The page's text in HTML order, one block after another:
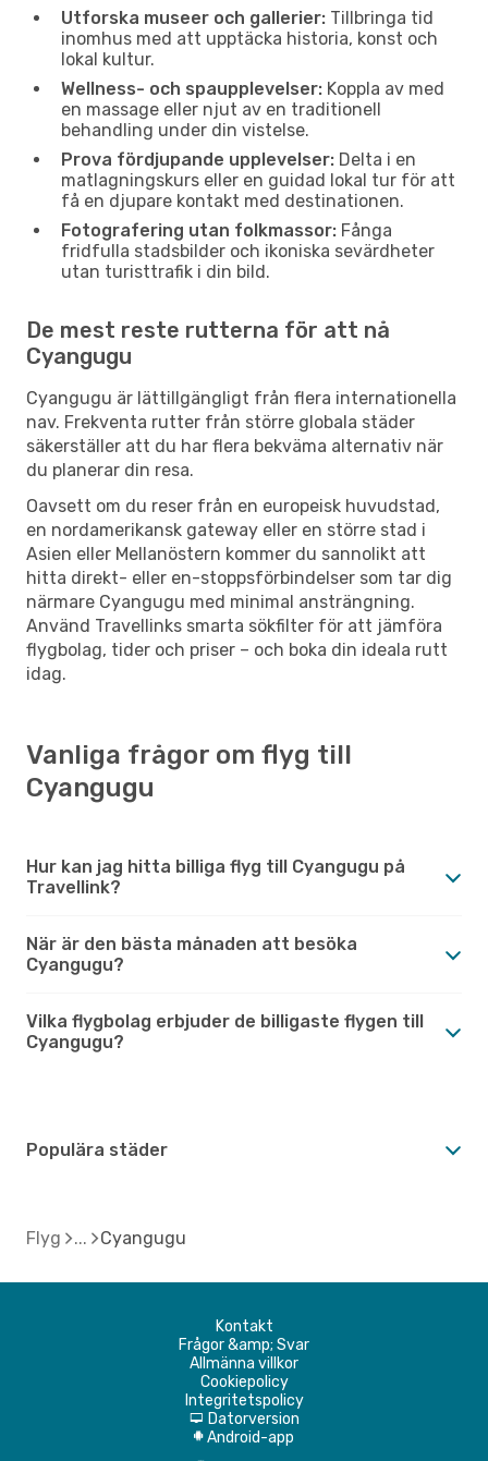
Utforska museer och gallerier: Tillbringa tid
inomhus med att upptäcka historia, konst och
lokal kultur.
Wellness- och spaupplevelser: Koppla av med
en massage eller njut av en traditionell
behandling under din vistelse.
Prova fördjupande upplevelser: Delta i en
matlagningskurs eller en guidad lokal tur för att
få en djupare kontakt med destinationen.
Fotografering utan folkmassor: Fånga
fridfulla stadsbilder och ikoniska sevärdheter
utan turisttrafik i din bild.
De mest reste rutterna för att nå
Cyangugu
Cyangugu är lättillgängligt från flera internationella
nav. Frekventa rutter från större globala städer
säkerställer att du har flera bekväma alternativ när
du planerar din resa.
Oavsett om du reser från en europeisk huvudstad,
en nordamerikansk gateway eller en större stad i
Asien eller Mellanöstern kommer du sannolikt att
hitta direkt- eller en-stoppsförbindelser som tar dig
närmare Cyangugu med minimal ansträngning.
Använd Travellinks smarta sökfilter för att jämföra
flygbolag, tider och priser – och boka din ideala rutt
idag.
Vanliga frågor om flyg till
Cyangugu
Hur kan jag hitta billiga flyg till Cyangugu på
Travellink?
När är den bästa månaden att besöka
Cyangugu?
Vilka flygbolag erbjuder de billigaste flygen till
Cyangugu?
Populära städer
Flyg Cyangugu
Kontakt
Frågor &amp; Svar
Allmänna villkor
Cookiepolicy
Integritetspolicy
d Datorversion
A Android-app